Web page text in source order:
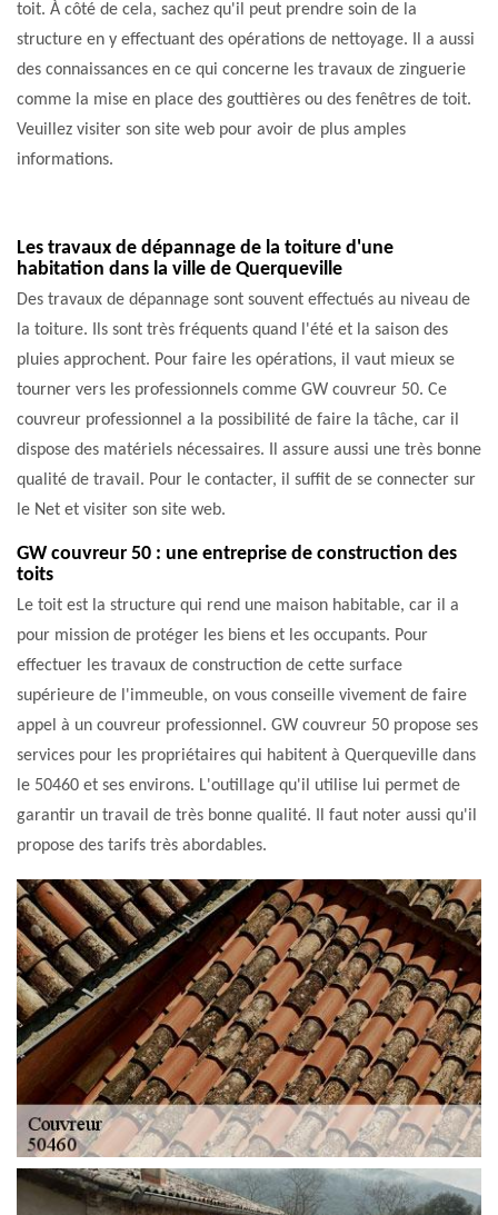
toit. À côté de cela, sachez qu'il peut prendre soin de la
structure en y effectuant des opérations de nettoyage. Il a aussi
des connaissances en ce qui concerne les travaux de zinguerie
comme la mise en place des gouttières ou des fenêtres de toit.
Veuillez visiter son site web pour avoir de plus amples
informations.
Les travaux de dépannage de la toiture d'une
habitation dans la ville de Querqueville
Des travaux de dépannage sont souvent effectués au niveau de
la toiture. Ils sont très fréquents quand l'été et la saison des
pluies approchent. Pour faire les opérations, il vaut mieux se
tourner vers les professionnels comme GW couvreur 50. Ce
couvreur professionnel a la possibilité de faire la tâche, car il
dispose des matériels nécessaires. Il assure aussi une très bonne
qualité de travail. Pour le contacter, il suffit de se connecter sur
le Net et visiter son site web.
GW couvreur 50 : une entreprise de construction des
toits
Le toit est la structure qui rend une maison habitable, car il a
pour mission de protéger les biens et les occupants. Pour
effectuer les travaux de construction de cette surface
supérieure de l'immeuble, on vous conseille vivement de faire
appel à un couvreur professionnel. GW couvreur 50 propose ses
services pour les propriétaires qui habitent à Querqueville dans
le 50460 et ses environs. L'outillage qu'il utilise lui permet de
garantir un travail de très bonne qualité. Il faut noter aussi qu'il
propose des tarifs très abordables.